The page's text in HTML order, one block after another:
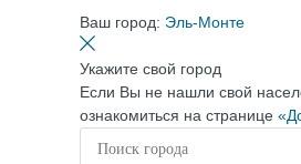
Ваш город: Эль-Монте
Укажите свой город
Если Вы не нашли свой
ознакомиться на странице